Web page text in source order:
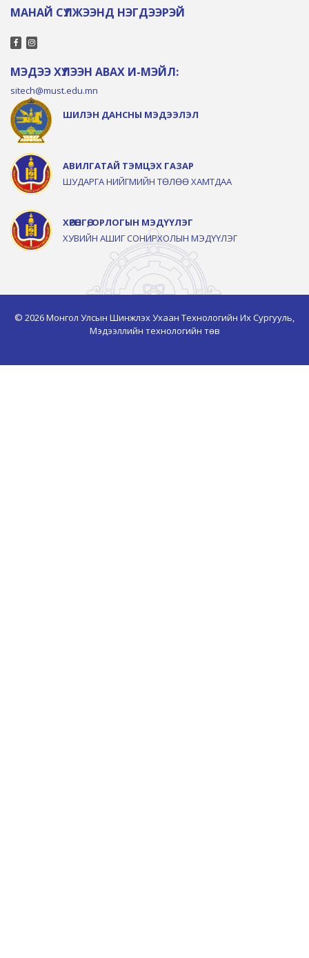
МАНАЙ СҮЛЖЭЭНД НЭГДЭЭРЭЙ
МЭДЭЭ ХҮЛЭЭН АВАХ И-МЭЙЛ:
sitech@must.edu.mn
ШИЛЭН ДАНСНЫ МЭДЭЭЛЭЛ
АВИЛГАТАЙ ТЭМЦЭХ ГАЗАР
ШУДАРГА НИЙГМИЙН ТӨЛӨӨ ХАМТДАА
ХӨРӨНГӨ, ОРЛОГЫН МЭДҮҮЛЭГ
ХУВИЙН АШИГ СОНИРХОЛЫН МЭДҮҮЛЭГ
© 2026 Монгол Улсын Шинжлэх Ухаан Технологийн Их Сургууль,
Мэдээллийн технологийн төв